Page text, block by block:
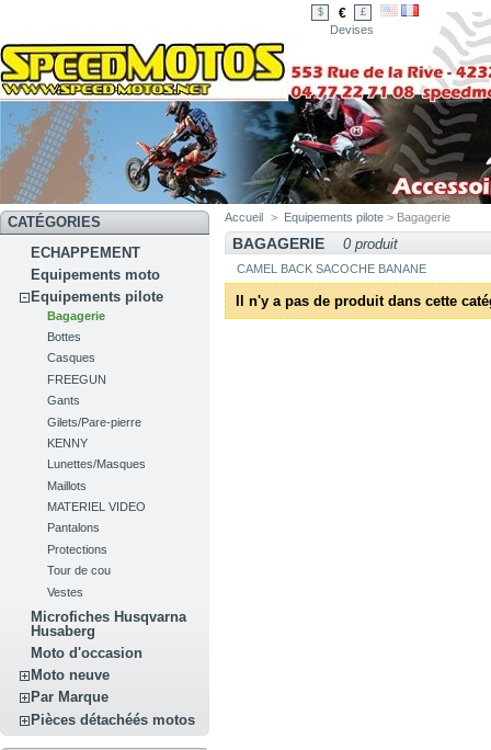
$ € £
Devises
CATÉGORIES
ECHAPPEMENT
Equipements moto
Equipements pilote
Bagagerie
Bottes
Casques
FREEGUN
Gants
Gilets/Pare-pierre
KENNY
Lunettes/Masques
Maillots
MATERIEL VIDEO
Pantalons
Protections
Tour de cou
Vestes
Microfiches Husqvarna
Husaberg
Moto d'occasion
Moto neuve
Par Marque
Pièces détachéés motos
Accueil > Equipements pilote > Bagagerie
BAGAGERIE 0 produit
CAMEL BACK SACOCHE BANANE
Il n'y a pas de produit dans cette